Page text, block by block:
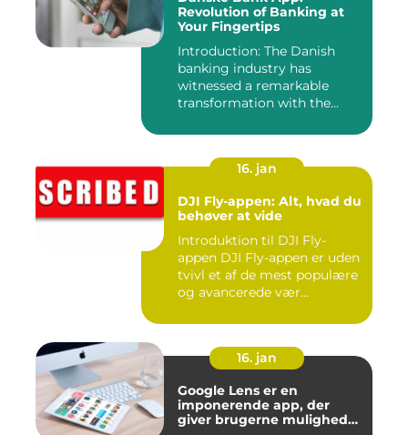
Revolution of Banking at
Your Fingertips
Introduction: The Danish
banking industry has
witnessed a remarkable
transformation with the
16. jan
DJI Fly-appen: Alt, hvad du
behøver at vide
Introduktion til DJI Fly-
appen DJI Fly-appen er uden
tvivl et af de mest populære
og avancerede vær...
16. jan
Google Lens er en
imponerende app, der
giver brugerne mulighed